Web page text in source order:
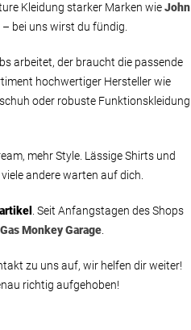
Kleidung starker Marken wieJohn
– bei uns wirst du fündig.
arbeitet, der braucht die passende
hochwertiger Hersteller wie
oder robuste Funktionskleidung
mehr Style. Lässige Shirts und
andere warten auf dich.
. Seit Anfangstagen des Shops
Gas Monkey Garage
zu uns auf, wir helfen dir weiter!
richtig aufgehoben!